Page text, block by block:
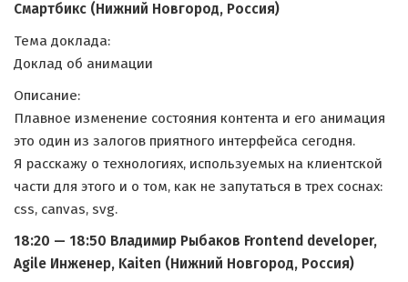
Смартбикс (Нижний Новгород, Россия)
Тема доклада:
Доклад об анимации
Описание:
Плавное изменение состояния контента и его анимация
это один из залогов приятного интерфейса сегодня.
Я расскажу о технологиях, используемых на клиентской
части для этого и о том, как не запутаться в трех соснах:
css, canvas, svg.
18:20 — 18:50 Владимир Рыбаков Frontend developer,
Agile Инженер, Kaiten (Нижний Новгород, Россия)